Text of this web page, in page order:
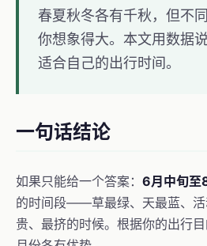
春夏秋冬各有千秋，但不
你想象得大。本文用数据
适合自己的出行时间。
一句话结论
如果只能给一个答案： 6月中旬至
的时间段——草最绿、天最蓝、活
贵、最挤的时候。根据你的出行